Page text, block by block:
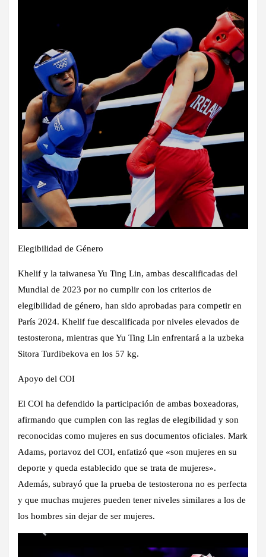
Elegibilidad de Género
Khelif y la taiwanesa Yu Ting Lin, ambas descalificadas del
Mundial de 2023 por no cumplir con los criterios de
elegibilidad de género, han sido aprobadas para competir en
París 2024. Khelif fue descalificada por niveles elevados de
testosterona, mientras que Yu Ting Lin enfrentará a la uzbeka
Sitora Turdibekova en los 57 kg.
Apoyo del COI
El COI ha defendido la participación de ambas boxeadoras,
afirmando que cumplen con las reglas de elegibilidad y son
reconocidas como mujeres en sus documentos oficiales. Mark
Adams, portavoz del COI, enfatizó que «son mujeres en su
deporte y queda establecido que se trata de mujeres».
Además, subrayó que la prueba de testosterona no es perfecta
y que muchas mujeres pueden tener niveles similares a los de
los hombres sin dejar de ser mujeres.